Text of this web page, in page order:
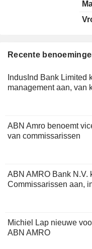
Recente
IndusInd Bank Limited
management aan, van
ABN Amro benoemt
van commissarissen
ABN AMRO Bank
Commissarissen aan,
Michiel Lap nieuwe
ABN AMRO